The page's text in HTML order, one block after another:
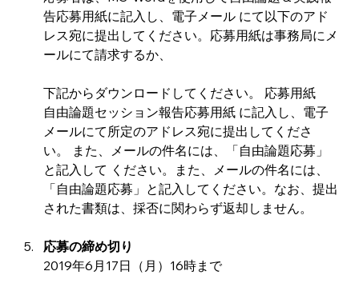
告応募用紙に記入し、電子メール にて以下のアド
レス宛に提出してください。応募用紙は事務局にメ
ールにて請求するか、
下記からダウンロードしてください。 応募用紙
自由論題セッション報告応募用紙 に記入し、電子
メールにて所定のアドレス宛に提出してくださ
い。 また、メールの件名には、「自由論題応募」
と記入して ください。また、メールの件名には、
「自由論題応募」と記入してください。なお、提出
された書類は、採否に関わらず返却しません。
応募の締め切り
2019年6月17日（月）16時まで